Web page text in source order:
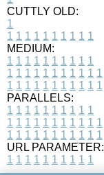
CUTTLY OLD:
1
1 1 1 1 1 1 1 1 1 1
MEDIUM:
1 1 1 1 1 1 1 1 1 1
1 1 1 1 1 1 1 1 1 1 1
1 1 1 1 1 1 1 1 1 1 1
PARALLELS:
1 1 1 1 1 1 1 1 1 1
1 1 1 1 1 1 1 1 1 1 1
1 1 1 1 1 1 1 1 1 1 1
URL PARAMETER:
1 1 1 1 1 1 1 1 1 1